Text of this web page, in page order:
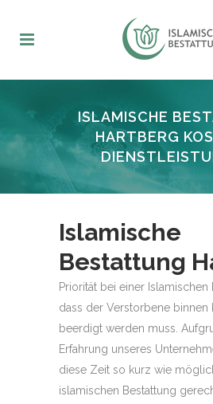
ISLAMISCHE
HARTBERG
Islamische
Bestattung
Priorität bei einer Islamischen
dass der Verstorbene binnen
beerdigt werden muss.
Erfahrung unseres
diese Zeit so kurz wie
islamischen Bestattung